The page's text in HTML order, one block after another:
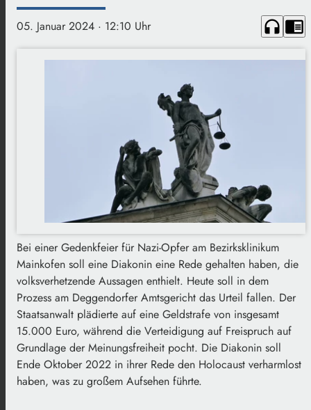
05. Januar 2024 · 12:10 Uhr headphones chrome_reader_mode
Bei einer Gedenkfeier für Nazi-Opfer am Bezirksklinikum
Mainkofen soll eine Diakonin eine Rede gehalten haben, die
volksverhetzende Aussagen enthielt. Heute soll in dem
Prozess am Deggendorfer Amtsgericht das Urteil fallen. Der
Staatsanwalt plädierte auf eine Geldstrafe von insgesamt
15.000 Euro, während die Verteidigung auf Freispruch auf
Grundlage der Meinungsfreiheit pocht. Die Diakonin soll
Ende Oktober 2022 in ihrer Rede den Holocaust verharmlost
haben, was zu großem Aufsehen führte.